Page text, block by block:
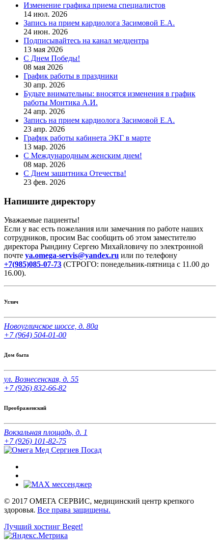
Изменение графика приема специалистов
14 июл. 2026
Запись на прием кардиолога Засимовой Е.А.
24 июн. 2026
Подписывайтесь на канал медцентра
13 мая 2026
С Днем Победы!
08 мая 2026
График работы в праздники
30 апр. 2026
Будьте внимательны: вносятся изменения в график
работы Монтика А.И.
24 апр. 2026
Запись на прием кардиолога Засимовой Е.А.
23 апр. 2026
График работы кабинета ЭКГ в марте
13 мар. 2026
С Международным женским днем!
08 мар. 2026
С Днем защитника Отечества!
23 фев. 2026
Напишите директору
Уважаемые пациенты!
Если у вас есть пожелания или замечания по работе наших
сотрудников, просим Вас сообщить об этом заместителю
директора Рындину Сергею Михайловичу по электронной
почте ya.omega-servis@yandex.ru или по телефону
+7(985)085-07-73 (СТРОГО: понедельник-пятница с 11.00 до
16.00).
Углич
Новоугличское шоссе, д. 80а
+7 (964) 504-01-00
Дом быта
ул. Вознесенская, д. 55
+7 (926) 832-66-82
Преображенский
Вокзальная площадь, д. 1
+7 (926) 101-82-75
© 2017 ОМЕГА СЕРВИС, медицинский центр крепкого
здоровья. Все права защищены.
Лучший хостинг Beget!